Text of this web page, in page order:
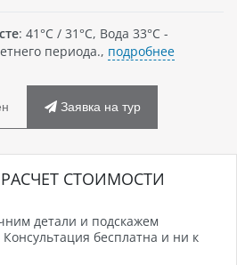
: 41°C / 31°C, Вода 33°C -
периода., подробнее
Заявка на тур
СТОИМОСТИ
детали и подскажем
бесплатна и ни к